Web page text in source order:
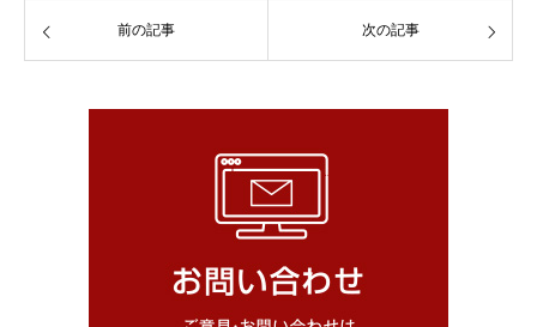
前の記事 次の記事